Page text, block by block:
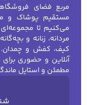
مربع فضای
مستقیم پوشاک و
می‌کنیم تا مجموعه‌ای
مردانه، زنانه و
کیف، کفش و چمدان.
آنلاین و حضوری
مطمئن و استایل